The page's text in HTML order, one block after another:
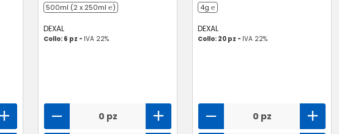
500ml (2 x 250ml ℮)
DEXAL
Collo: 6 pz - IVA 22%
0 pz
4g ℮
DEXAL
Collo: 20 pz - IVA 22%
0 pz